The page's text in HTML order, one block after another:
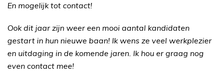
En mogelijk tot contact!
Ook dit jaar zijn weer een mooi aantal kandidaten
gestart in hun nieuwe baan! Ik wens ze veel werkplezier
en uitdaging in de komende jaren. Ik hou er graag nog
even contact mee!